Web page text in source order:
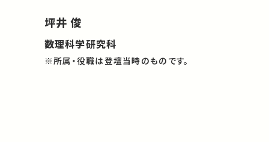
坪井 俊
数理科学研究科
※所属・役職は登壇当時のものです。